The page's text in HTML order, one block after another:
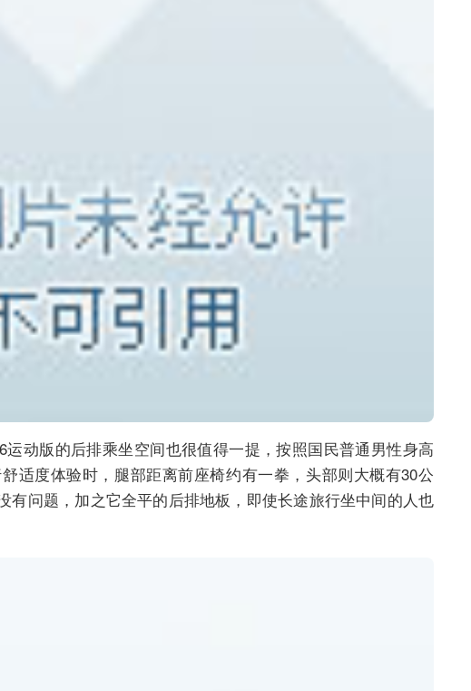
动版的后排乘坐空间也很值得一提，按照国民普通男性身高
舒适度体验时，腿部距离前座椅约有一拳，头部则大概有30公
有问题，加之它全平的后排地板，即使长途旅行坐中间的人也